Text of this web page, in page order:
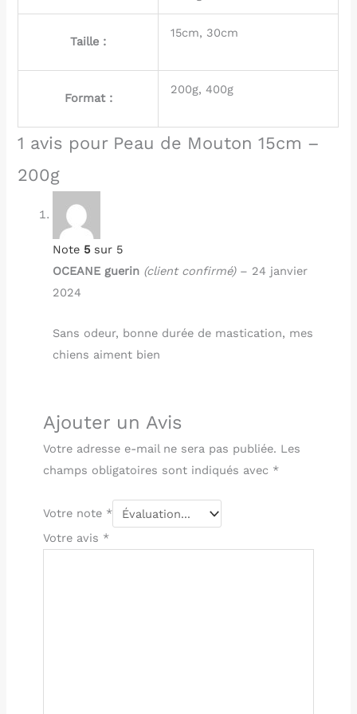
Taille :
15cm, 30cm
Format :
200g, 400g
1 avis pour Peau de Mouton 15cm –
200g
Note 5sur 5
OCEANE guerin (client confirmé) – 24 janvier
2024
Sans odeur, bonne durée de mastication, mes
chiens aiment bien
Ajouter un Avis
Votre adresse e-mail ne sera pas publiée. Les
champs obligatoires sont indiqués avec *
Votre note *
Votre avis *